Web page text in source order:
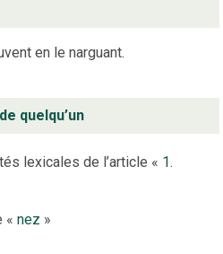
en le narguant.
de quelqu’un
lexicales de l’article « 1.
«nez »